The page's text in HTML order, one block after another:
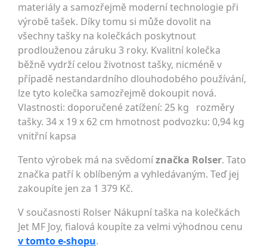
materiály a samozřejmě moderní technologie při
výrobě tašek. Díky tomu si může dovolit na
všechny tašky na kolečkách poskytnout
prodlouženou záruku 3 roky. Kvalitní kolečka
běžně vydrží celou životnost tašky, nicméně v
případě nestandardního dlouhodobého používání,
lze tyto kolečka samozřejmě dokoupit nová.
Vlastnosti: doporučené zatížení: 25 kg rozměry
tašky. 34 x 19 x 62 cm hmotnost podvozku: 0,94 kg
vnitřní kapsa
Tento výrobek má na svědomíznačka Rolser. Tato
značka patří k oblíbeným a vyhledávaným. Teď jej
zakoupíte jen za 1 379 Kč.
V současnosti Rolser Nákupní taška na kolečkách
Jet MF Joy, fialová koupíte za velmi výhodnou cenu
v tomto e-shopu.